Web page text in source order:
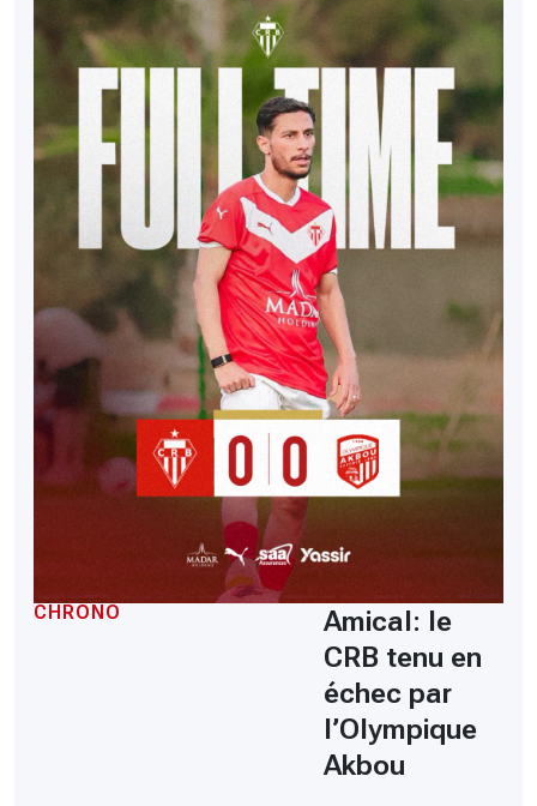
CHRONO
Amical: le
CRB tenu en
échec par
l’Olympique
Akbou